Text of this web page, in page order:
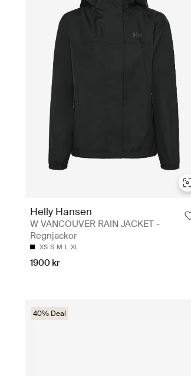
Helly Hansen
W VANCOUVER RAIN JACKET -
Regnjackor
XS S M L XL
1900 kr
40% Deal